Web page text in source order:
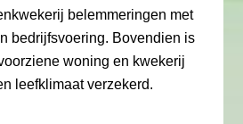
belemmeringen met
bedrijfsvoering. Bovendien is
woning en kwekerij
leefklimaat verzekerd.